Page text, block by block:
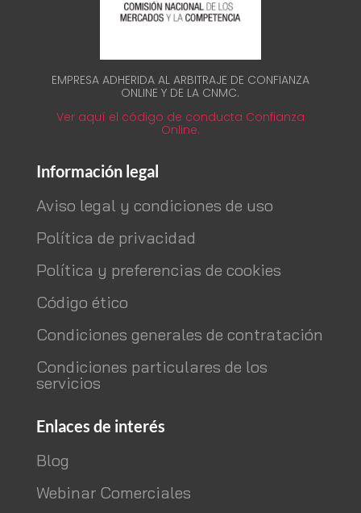
EMPRESA ADHERIDA AL ARBITRAJE DE CONFIANZA
ONLINE Y DE LA CNMC.
Ver aquí el código de conducta Confianza
Online.
Información legal
Aviso legal y condiciones de uso
Política de privacidad
Política y preferencias de cookies
Código ético
Condiciones generales de contratación
Condiciones particulares de los
servicios
Enlaces de interés
Blog
Webinar Comerciales